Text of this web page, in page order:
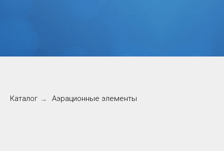
Каталог → Аэрационные элементы